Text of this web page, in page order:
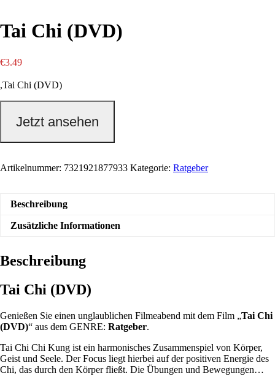
Tai Chi (DVD)
€3.49
,Tai Chi (DVD)
Jetzt ansehen
Artikelnummer: 7321921877933 Kategorie: Ratgeber
Beschreibung
Zusätzliche Informationen
Beschreibung
Tai Chi (DVD)
Genießen Sie einen unglaublichen Filmeabend mit dem Film „Tai Chi
(DVD)“ aus dem GENRE: Ratgeber.
Tai Chi Chi Kung ist ein harmonisches Zusammenspiel von Körper,
Geist und Seele. Der Focus liegt hierbei auf der positiven Energie des
Chi, das durch den Körper fließt. Die Übungen und Bewegungen…